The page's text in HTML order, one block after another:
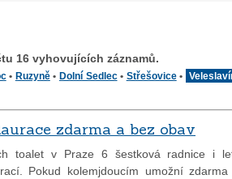
16 vyhovujících záznamů.
• Ruzyně• Dolní Sedlec• Střešovice•
zdarma a bez obav
toalet v Praze 6 šestková radnice i
Pokud kolemjdoucím umožní